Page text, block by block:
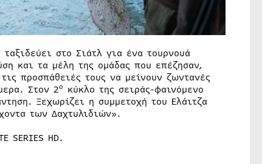
στο Σιάτλ για ένα τουρνουά
και τα μέλη της ομάδας που επέζησαν,
προσπάθειές τους να μείνουν ζωντανές
Στον 2ο κύκλο της σειράς-φαινόμενο
Ξεχωρίζει η συμμετοχή του Ελάιτζα
των Δαχτυλιδιών».
SERIES HD.